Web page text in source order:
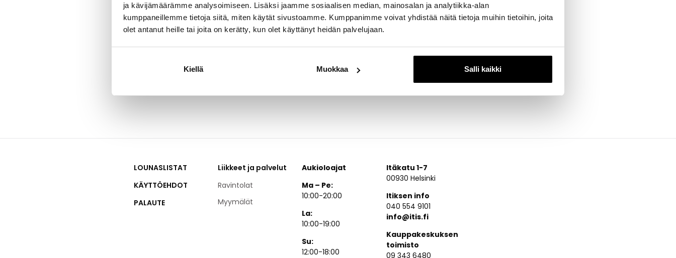
ja kävijämäärämme analysoimiseen. Lisäksi jaamme sosiaalisen median, mainosalan ja analytiikka-alan
kumppaneillemme tietoja siitä, miten käytät sivustoamme. Kumppanimme voivat yhdistää näitä tietoja muihin tietoihin, joita
olet antanut heille tai joita on kerätty, kun olet käyttänyt heidän palvelujaan.
Kiellä Muokkaa Salli kaikki
Kauppakeskus Itiksen parkkihallissa. Tasolla -1 palvelupesula ja tasolla -2 itsepalvelupesula.
LOUNASLISTAT
KÄYTTÖEHDOT
PALAUTE
Liikkeet ja palvelut
Ravintolat
Myymälät
Aukioloajat
Ma – Pe:
10:00-20:00
La:
10:00-19:00
Su:
12:00-18:00
Itäkatu 1-7
00930 Helsinki
Itiksen info
040 554 9101
info@itis.fi
Kauppakeskuksen
toimisto
09 343 6480